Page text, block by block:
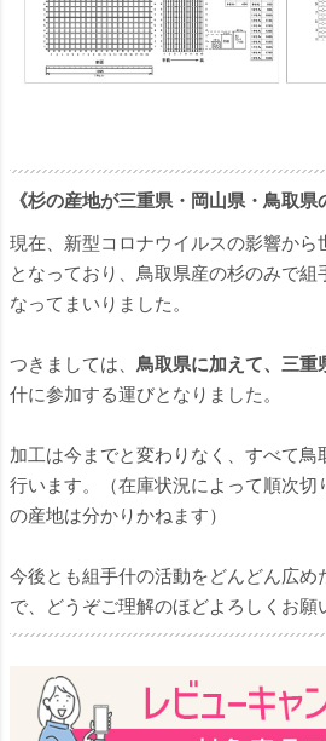
《杉の産地が三重県・岡山県・鳥取県
現在、新型コロナウイルスの影響から
となっており、鳥取県産の杉のみで組
なってまいりました。
つきましては、 鳥取県に加えて、三重
什に参加する運びとなりました。
加工は今までと変わりなく、すべて鳥
行います。（在庫状況によって順次切
の産地は分かりかねます）
今後とも組手什の活動をどんどん広め
で、どうぞご理解のほどよろしくお願